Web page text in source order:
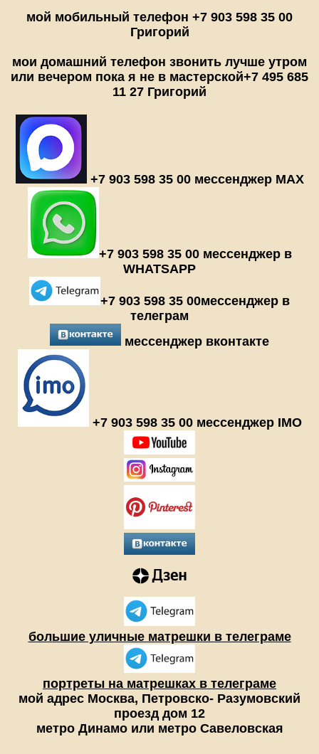
мой мобильный телефон +7 903 598 35 00
Григорий
мои домашний телефон звонить лучше утром
или вечером пока я не в мастерской+7 495 685
11 27 Григорий
+7 903 598 35 00 мессенджер MAX
+7 903 598 35 00 мессенджер в
WHATSAPP
+7 903 598 35 00мессенджер в
телеграм
мессенджер вконтакте
+7 903 598 35 00 мессенджер IMO
большие уличные матрешки в телеграме
портреты на матрешках в телеграме
мой адрес Москва, Петровско- Разумовский
проезд дом 12
метро Динамо или метро Савеловская